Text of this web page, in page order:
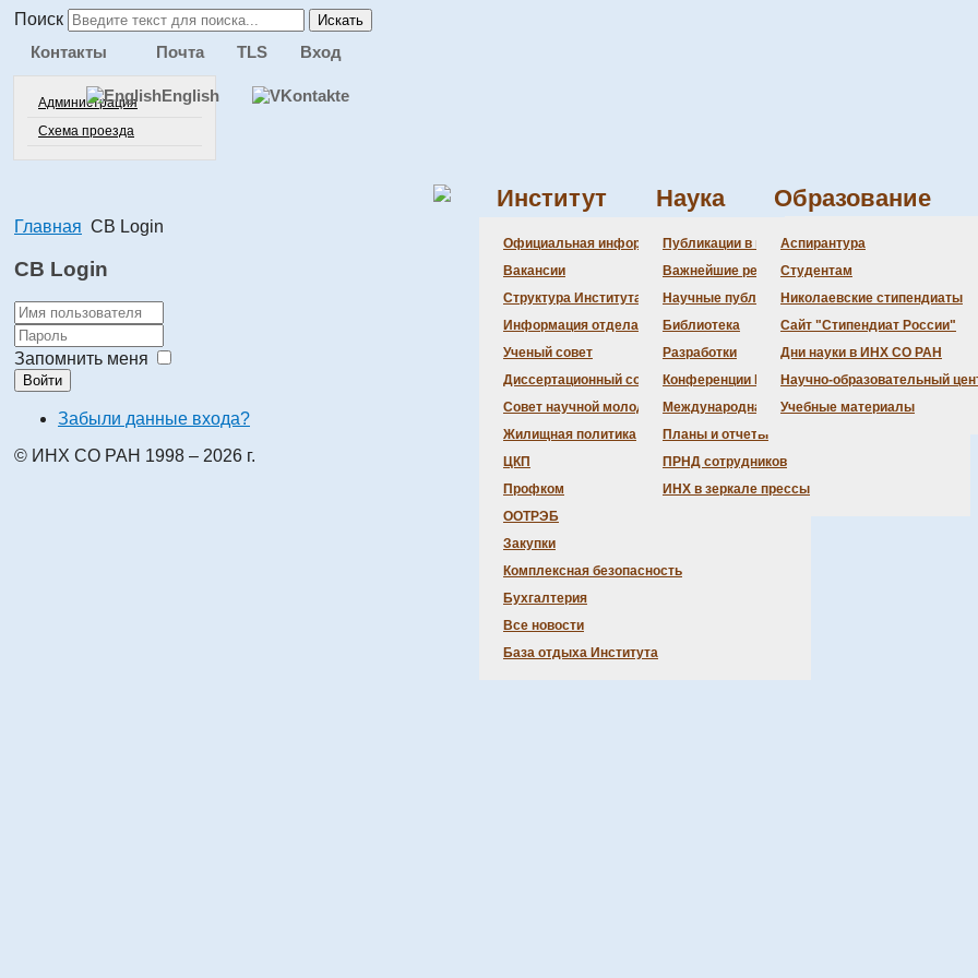
Поиск Искать
Контакты
Администрация
Схема проезда
Почта TLS Вход
English
Институт
Официальная информация
Администрация
Бланки
История Института
Локальные акты
Противодействие
Вакансии
Структура Института
Информация отдела кадров
Документация
Ученый совет
Состав совета
Повестка дня заседаний
Информация ученого
Диссертационный совет
Состав совета
Даты защит диссертаций
Шифры специальностей
Объявления о защитах
Предварительное
Совет научной молодежи
Состав СНМ
Жилищная политика
ЦКП
Профком
ООТРЭБ
Закупки
Комплексная безопасность
Бухгалтерия
Все новости
Новости науки
Награды
База отдыха Института
Наука
Публикации в ведущих журналах
Важнейшие результаты
Научные публикации сотрудников
Библиотека
Разработки
Конференции Института
Международная деятельность
Планы и отчеты
ПРНД сотрудников
ИНХ в зеркале прессы
Образование
Аспирантура
Студентам
Николаевские стипендиаты
Сайт "Стипендиат России"
Дни науки в ИНХ СО РАН
Научно-образовательный
Учебные материалы
Главная CB Login
CB Login
Запомнить меня
Войти
Забыли данные входа?
© ИНХ СО РАН 1998 – 2026 г.